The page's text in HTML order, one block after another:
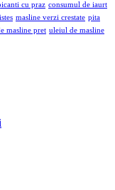
cu praz consumul de iaurt
masline verzi crestate pita
masline pret uleiul de masline